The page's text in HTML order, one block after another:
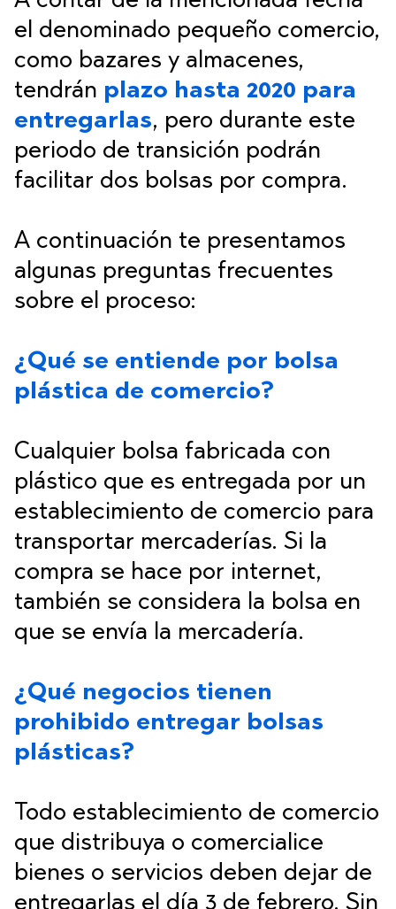
el denominado pequeño comercio,
como bazares y almacenes,
tendrán plazo hasta 2020 para
entregarlas, pero durante este
periodo de transición podrán
facilitar dos bolsas por compra.
A continuación te presentamos
algunas preguntas frecuentes
sobre el proceso:
¿Qué se entiende por bolsa
plástica de comercio?
Cualquier bolsa fabricada con
plástico que es entregada por un
establecimiento de comercio para
transportar mercaderías. Si la
compra se hace por internet,
también se considera la bolsa en
que se envía la mercadería.
¿Qué negocios tienen
prohibido entregar bolsas
plásticas?
Todo establecimiento de comercio
que distribuya o comercialice
bienes o servicios deben dejar de